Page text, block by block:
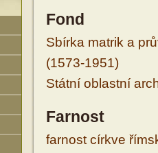
Fond
Sbírka matrik a
(1573-1951)
Státní oblastní
Farnost
farnost církve